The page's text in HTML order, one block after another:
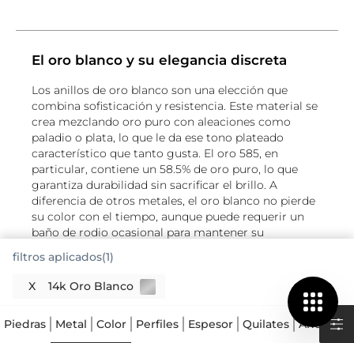
El oro blanco y su elegancia discreta
Los anillos de oro blanco son una elección que
combina sofisticación y resistencia. Este material se
crea mezclando oro puro con aleaciones como
paladio o plata, lo que le da ese tono plateado
característico que tanto gusta. El oro 585, en
particular, contiene un 58.5% de oro puro, lo que
garantiza durabilidad sin sacrificar el brillo. A
diferencia de otros metales, el oro blanco no pierde
su color con el tiempo, aunque puede requerir un
baño de rodio ocasional para mantener su
tanto a diseños clásicos como modernos, y su tono
neutro permite combinarlo con cualquier piedra
preciosa sin competir con su belleza.
Diseños que destacan sin esfuerzo
filtros aplicados(1)
X 14k Oro Blanco
Piedras Metal Color Perfiles Espesor Quilates Ancho